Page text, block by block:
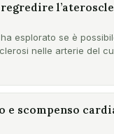
esplorato se è
nelle arterie del
e scompenso